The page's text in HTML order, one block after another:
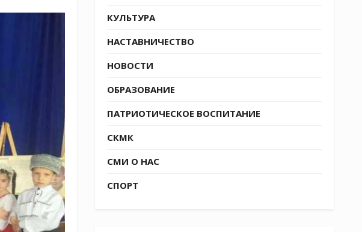
КУЛЬТУРА
НАСТАВНИЧЕСТВО
НОВОСТИ
ОБРАЗОВАНИЕ
ПАТРИОТИЧЕСКОЕ ВОСПИТАНИЕ
СКМК
СМИ О НАС
СПОРТ